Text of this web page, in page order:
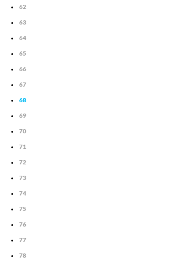
62
63
64
65
66
67
68
69
70
71
72
73
74
75
76
77
78